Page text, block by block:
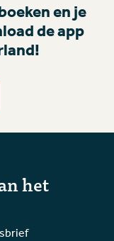
en je
de app
het